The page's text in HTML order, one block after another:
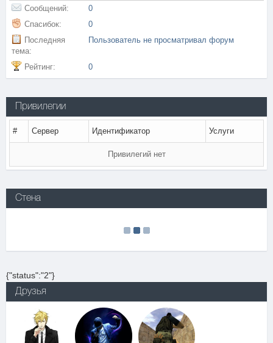
Сообщений:
0
Спасибок:
0
Последняя
тема:
Пользователь не просматривал форум
Рейтинг: 0
Привилегии
# Сервер Идентификатор Услуги
Привилегий нет
Стена
{"status":"2"}
Друзья